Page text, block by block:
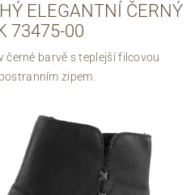
ELEGANTNÍ ČERNÝ
73475-00
černé barvě s teplejší filcovou
zipem.